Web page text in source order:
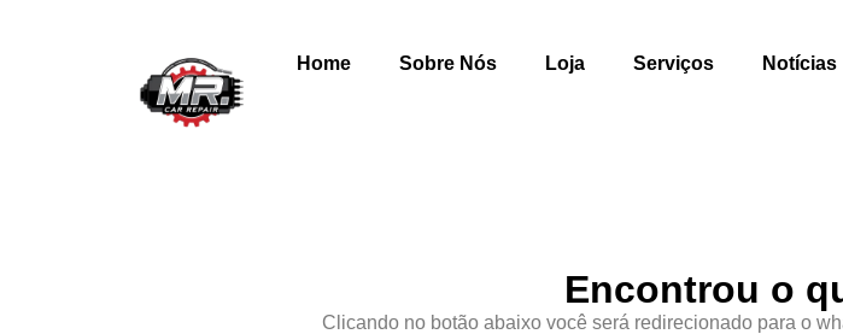
Home Sobre Nós Loja Serviços Notícias
Encontrou o
Clicando no botão abaixo você será redirecionado para o